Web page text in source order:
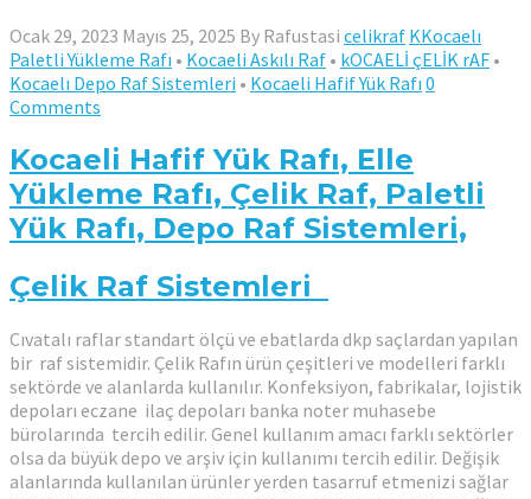
Ocak 29, 2023 Mayıs 25, 2025 By Rafustasi celikraf KKocaelı
Paletli Yükleme Rafı • Kocaeli Askılı Raf • kOCAELİ çELİK rAF •
Kocaelı Depo Raf Sistemleri • Kocaeli Hafif Yük Rafı 0
Comments
Kocaeli Hafif Yük Rafı, Elle
Yükleme Rafı, Çelik Raf, Paletli
Yük Rafı, Depo Raf Sistemleri,
Çelik Raf Sistemleri
Cıvatalı raflar standart ölçü ve ebatlarda dkp saçlardan yapılan
bir raf sistemidir. Çelik Rafın ürün çeşitleri ve modelleri farklı
sektörde ve alanlarda kullanılır. Konfeksiyon, fabrikalar, lojistik
depoları eczane ilaç depoları banka noter muhasebe
bürolarında tercih edilir. Genel kullanım amacı farklı sektörler
olsa da büyük depo ve arşiv için kullanımı tercih edilir. Değişik
alanlarında kullanılan ürünler yerden tasarruf etmenizi sağlar